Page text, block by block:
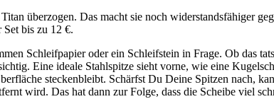
überzogen. Das macht sie noch widerstandsfähiger
Set bis zu 12 €.
Schleifpapier oder ein Schleifstein in Frage. Ob das
Eine ideale Stahlspitze sieht vorne, wie eine
steckenbleibt. Schärfst Du Deine Spitzen nach,
wird. Das hat dann zur Folge, dass die Scheibe viel